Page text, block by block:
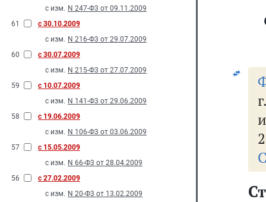
с изм. N 247-Ф3 от 09.11.2009
61
с 30.10.2009
с изм. N 216-Ф3 от 29.07.2009
60
с 30.07.2009
с изм. N 215-Ф3 от 27.07.2009
59
с 10.07.2009
с изм. N 141-Ф3 от 29.06.2009
58
с 19.06.2009
с изм. N 106-Ф3 от 03.06.2009
57
с 15.05.2009
с изм. N 66-Ф3 от 28.04.2009
56
с 27.02.2009
с изм. N 20-Ф3 от 13.02.2009